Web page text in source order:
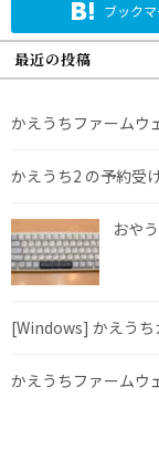
ブック
最近の投稿
かえうちファームウ
かえうち2 の予約受
おや
[Windows] かえうち
かえうちファームウ